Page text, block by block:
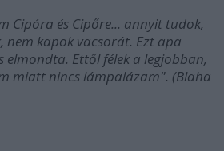
Cipóra és Cipőre... annyit tudok,
nem kapok vacsorát. Ezt apa
elmondta. Ettől félek a legjobban,
miatt nincs lámpalázam". (Blaha